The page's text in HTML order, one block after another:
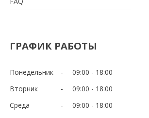
ГРАФИК РАБОТЫ
Понедельник 09:00
18:00
Вторник
09:00
18:00
Среда
09:00
18:00